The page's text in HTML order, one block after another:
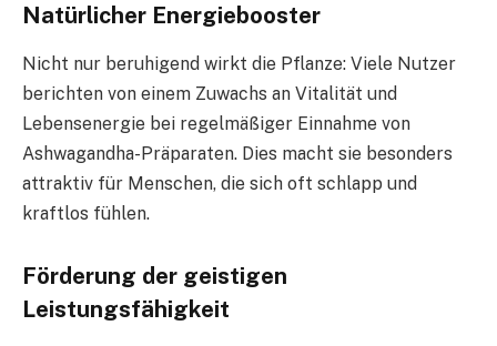
Natürlicher Energiebooster
Nicht nur beruhigend wirkt die Pflanze: Viele Nutzer
berichten von einem Zuwachs an Vitalität und
Lebensenergie bei regelmäßiger Einnahme von
Ashwagandha-Präparaten. Dies macht sie besonders
attraktiv für Menschen, die sich oft schlapp und
kraftlos fühlen.
Förderung der geistigen
Leistungsfähigkeit